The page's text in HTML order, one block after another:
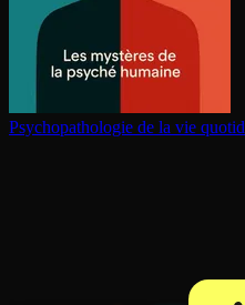
Psy­cho­pa­tho­lo­gie de la vie